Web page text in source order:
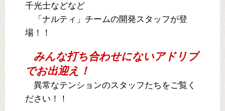
千光士などなど
「ナルティ」チームの開発スタッフが登
場！！
みんな打ち合わせにないアドリブ
でお出迎え！
異常なテンションのスタッフたちをご覧く
ださい！！